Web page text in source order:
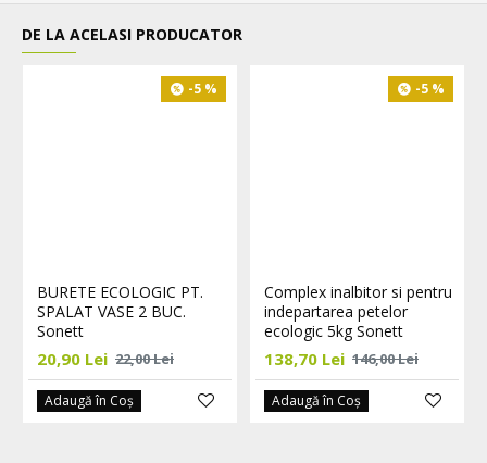
DE LA ACELASI PRODUCATOR
-5 %
BURETE ECOLOGIC PT.
SPALAT VASE 2 BUC.
Sonett
20,90 Lei 22,00 Lei
Adaugă în Coş
-5 %
Complex inalbitor si pentru
indepartarea petelor
ecologic 5kg Sonett
138,70 Lei 146,00 Lei
Adaugă în Coş